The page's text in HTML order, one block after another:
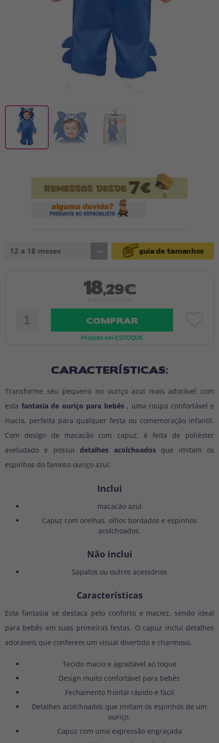
12 a 18 meses guia de tamanhos
18,29€
COMPRAR
Produto em ESTOQUE
CARACTERÍSTICAS:
Transforme seu pequeno no ouriço azul mais adorável com
esta fantasia de ouriço para bebês, uma roupa confortável e
macia, perfeita para qualquer festa ou comemoração infantil.
Com design de macacão com capuz, é feita de poliéster
aveludado e possuidetalhes acolchoadosque imitam os
espinhos do famoso ouriço azul.
Inclui
macacão azul
Capuz com orelhas, olhos bordados e espinhos
acolchoados.
Não inclui
Sapatos ou outros acessórios
Características
Esta fantasia se destaca pelo conforto e maciez, sendo ideal
para bebês em suas primeiras festas. O capuz inclui detalhes
adoráveis que conferem um visual divertido e charmoso.
Tecido macio e agradável ao toque
Design muito confortável para bebês
Fechamento frontal rápido e fácil
Detalhes acolchoados que imitam os espinhos de um
ouriço.
Capuz com uma expressão engraçada